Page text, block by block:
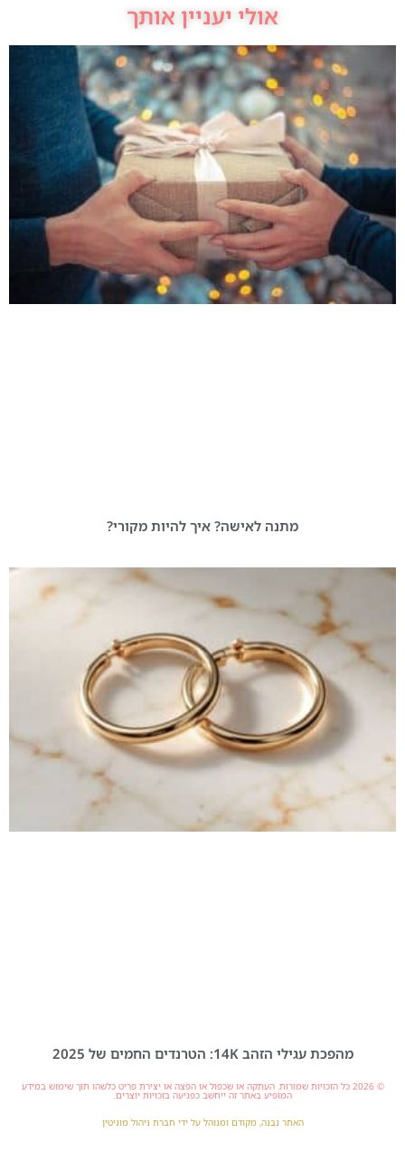
אולי יעניין אותך
מתנה לאישה? איך להיות מקורי?
מהפכת עגילי הזהב 14K: הטרנדים החמים של 2025
© 2026 כל הזכויות שמורות. העתקה או שכפול או הפצה או יצירת פריט כלשהו תוך שימוש במידע
המופיע באתר זה ייחשב כפגיעה בזכויות יוצרים.
האתר נבנה, מקודם ומנוהל על ידי חברת ניהול מוניטין